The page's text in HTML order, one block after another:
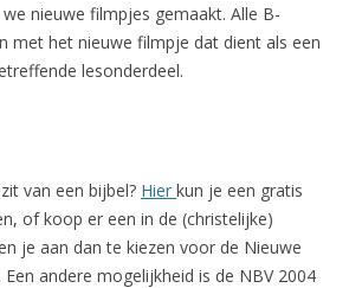
nieuwe filmpjes gemaakt. Alle B-
met het nieuwe filmpje dat dient als een
lesonderdeel.
van een bijbel? Hier kun je een gratis
of koop er een in de (christelijke)
je aan dan te kiezen voor de Nieuwe
andere mogelijkheid is de NBV 2004